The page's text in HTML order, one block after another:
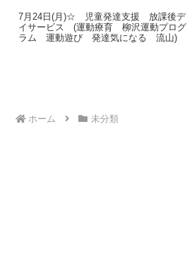
7月24日(月)☆ 児童発達支援 放課後デ
イサービス (運動療育 柳沢運動プログ
ラム 運動遊び 発達気になる 流山)
ホーム 未分類